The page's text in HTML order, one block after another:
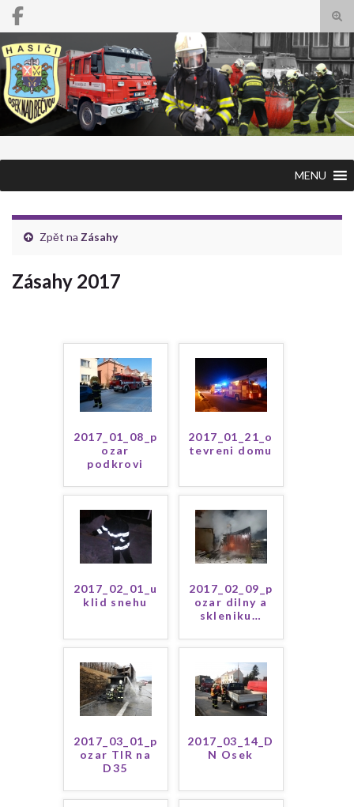
Search for:
MENU
Zpět na Zásahy
Zásahy 2017
2017_01_08_p
ozar
podkrovi
2017_01_21_o
tevreni domu
2017_02_01_u
klid snehu
2017_02_09_p
ozar dilny a
skleniku…
2017_03_01_p
ozar TIR na
D35
2017_03_14_D
N Osek